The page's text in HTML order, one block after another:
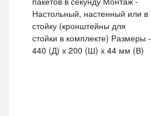
Настольный, настенный или в
стойку (кронштейны для
стойки в комплекте) Размеры -
440 (Д) х 200 (Ш) х 44 мм (В)